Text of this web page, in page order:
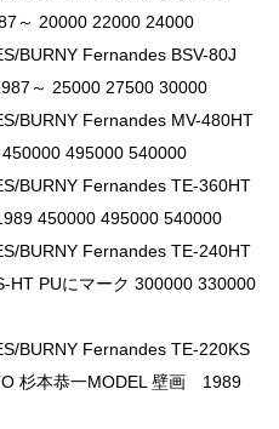
～ 20000 22000 24000
BURNY Fernandes BSV-80J
～ 25000 27500 30000
BURNY Fernandes MV-480HT
495000 540000
BURNY Fernandes TE-360HT
450000 495000 540000
BURNY Fernandes TE-240HT
PUにマーク 300000 330000
BURNY Fernandes TE-220KS
杉本恭一MODEL 壁画 1989